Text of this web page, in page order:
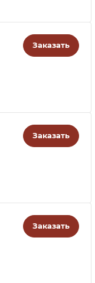
Заказать
Заказать
Заказать